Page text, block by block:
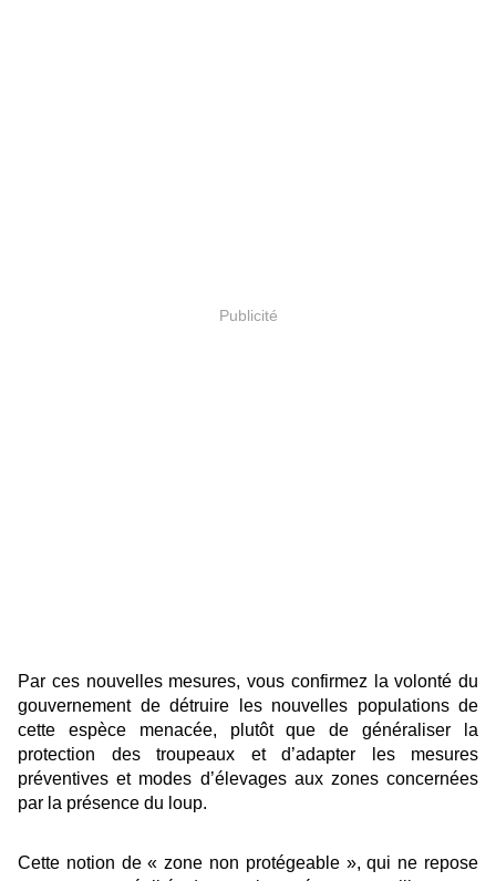
Publicité
Par ces nouvelles mesures, vous confirmez la volonté du
gouvernement de détruire les nouvelles populations de
cette espèce menacée, plutôt que de généraliser la
protection des troupeaux et d’adapter les mesures
préventives et modes d’élevages aux zones concernées
par la présence du loup.
Cette notion de « zone non protégeable », qui ne repose